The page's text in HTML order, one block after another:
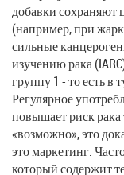
добавки сохраняют
(например, при
сильные
изучению рака
группу 1 - то есть в
Регулярное
повышает риск
«возможно», это
это маркетинг.
который содержит